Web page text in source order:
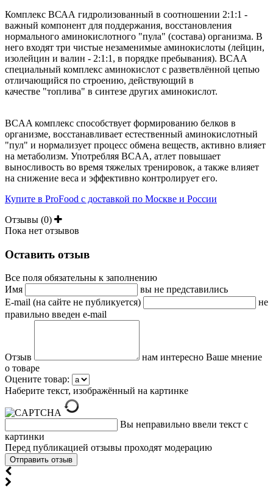
Комплекс ВСАА гидролизованный в соотношении 2:1 :1 -
важный компонент для поддержания, восстановления
нормального аминокислотного "пула" (состава) организма. В
него входят три чистые незаменимые аминокислоты (лейцин,
изолейцин и валин - 2:1 :1, в порядке пребывания). BCAA
специальный комплекс аминокислот с разветвлённой цепью
отличающийся по строению, действующий в
качестве "топлива" в синтезе других аминокислот.
BCAA комплекс способствует формированию белков в
организме, восстанавливает естественный аминокислотный
"пул" и нормализует процесс обмена веществ, активно влияет
на метаболизм. Употребляя BCAA, атлет повышает
выносливость во время тяжелых тренировок, а также влияет
на снижение веса и эффективно контролирует его.
Купите в ProFood с доставкой по Москве и России
Отзывы (0)
Пока нет отзывов
Оставить отзыв
Все поля обязательны к заполнению
Имя
вы не представились
E-mail (на сайте не публикуется)
не
правильно введен e-mail
Отзыв
нам интересно Ваше мнение
о товаре
Оцените товар:
Наберите текст, изображённый на картинке
Вы неправильно ввели текст с
картинки
Перед публикацией отзывы проходят модерацию